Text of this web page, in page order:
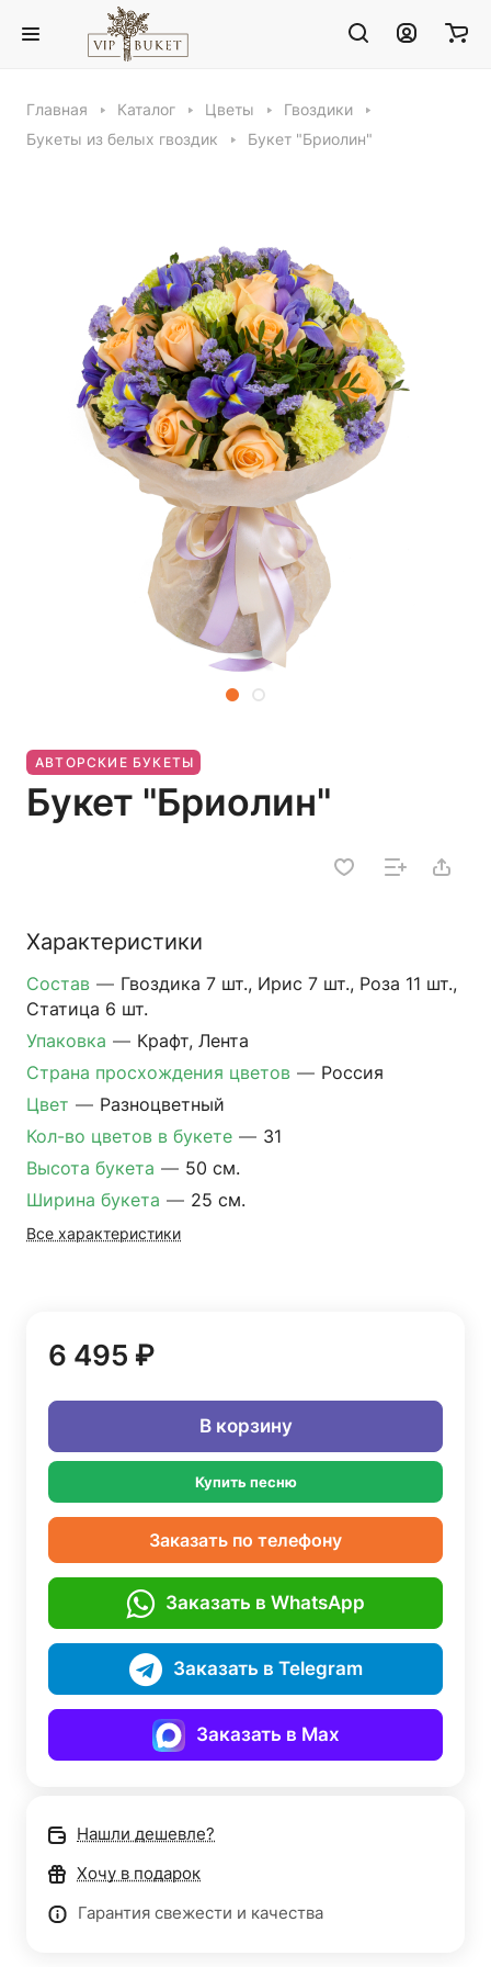
Главная Каталог Цветы
Гвоздики
Букеты из белых гвоздик
Букет "Бриолин"
АВТОРСКИЕ БУКЕТЫ
Букет "Бриолин"
Характеристики
Состав — Гвоздика 7 шт., Ирис 7 шт., Роза 11 шт.,
Статица 6 шт.
Упаковка — Крафт, Лента
Страна просхождения цветов — Россия
Цвет — Разноцветный
Кол-во цветов в букете — 31
Высота букета — 50 см.
Ширина букета — 25 см.
Все характеристики
6 495 ₽
В корзину
Купить песню
Заказать по телефону
Заказать в WhatsApp
Заказать в Telegram
Заказать в Max
Нашли дешевле?
Хочу в подарок
Гарантия свежести и качества